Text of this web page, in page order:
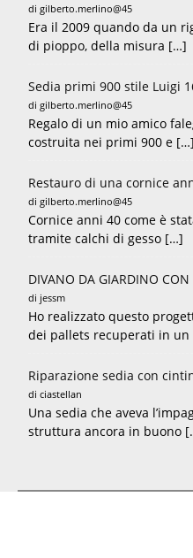
di gilberto.merlino@45
Era il 2009 quando da un
di pioppo, della misura […]
Sedia primi 900 stile Luigi
di gilberto.merlino@45
Regalo di un mio amico
costruita nei primi 900 e […]
Restauro di una cornice
di gilberto.merlino@45
Cornice anni 40 come è
tramite calchi di gesso […]
DIVANO DA GIARDINO CON
di jessm
Ho realizzato questo
dei pallets recuperati in
Riparazione sedia con
di ciastellan
Una sedia che aveva
struttura ancora in buono